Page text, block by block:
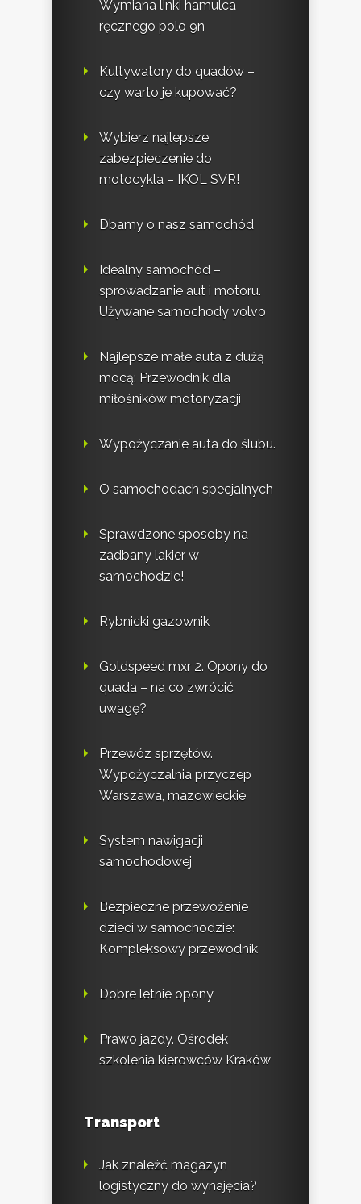
Wymiana linki hamulca
ręcznego polo 9n
Kultywatory do quadów –
czy warto je kupować?
Wybierz najlepsze
zabezpieczenie do
motocykla – IKOL SVR!
Dbamy o nasz samochód
Idealny samochód –
sprowadzanie aut i motoru.
Używane samochody volvo
Najlepsze małe auta z dużą
mocą: Przewodnik dla
miłośników motoryzacji
Wypożyczanie auta do ślubu.
O samochodach specjalnych
Sprawdzone sposoby na
zadbany lakier w
samochodzie!
Rybnicki gazownik
Goldspeed mxr 2. Opony do
quada – na co zwrócić
uwagę?
Przewóz sprzętów.
Wypożyczalnia przyczep
Warszawa, mazowieckie
System nawigacji
samochodowej
Bezpieczne przewożenie
dzieci w samochodzie:
Kompleksowy przewodnik
Dobre letnie opony
Prawo jazdy. Ośrodek
szkolenia kierowców Kraków
Transport
Jak znaleźć magazyn
logistyczny do wynajęcia?